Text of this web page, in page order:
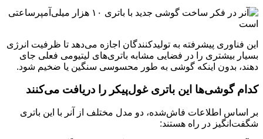
این فناوری پیشرفته به تولیدکنندگان اجازه می‌دهد تا ظرفیت انرژی
بسیار بیشتری را در فضایی مشابه باتری‌های لیتیومی فعلی جای
دهند، بدون اینکه گوشی به طور محسوسی سنگین یا ضخیم شود.
کدام گوشی‌ها این باتری غول‌پیکر را دریافت می‌کنند
بر اساس اطلاعات فاش‌شده، دو مدل مختلف از آنر با این باتری
شگفت‌انگیز در راه هستند: